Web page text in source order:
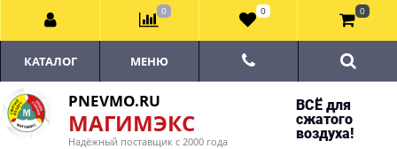
PNEVMO.RU
МАГИМЭКС
Надёжный поставщик с 2000 года
ВСЁ для
сжатого
воздуха!
КАТАЛОГ МЕНЮ
0 0 0